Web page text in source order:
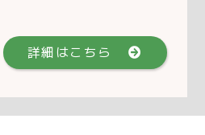
詳細はこちら